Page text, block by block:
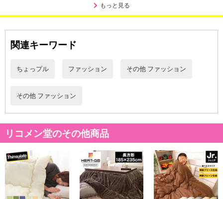
あらかじめご了承いただいた上でお申込みください。なお、本理由
【お支払いについて】
※d払い、PayPay、au PAY、au PAY（auかんたん決済）、ソフトバ
Payでお支払いの場合、決済のため外部サイトへ遷移します。
さい。
【配送伝票番号について】
※配送形態がメール便の商品については、商品の発送完了後、配送
伝票番号がマイページに表示されない場合もございます。
もっと見る
関連キーワード
ちょっプル ファッション その他 ファッション
その他 ファッション
リコメン堂のその他商品